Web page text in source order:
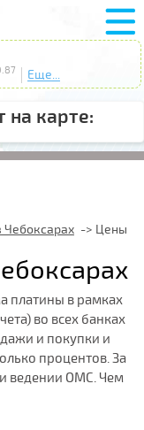
Еще...
на карте:
EUR
Цены
платины в рамках
во всех банках
и покупки и
процентов. За
ведении ОМС. Чем